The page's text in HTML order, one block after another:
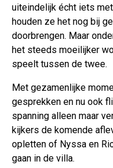
uiteindelijk écht iets
houden ze het nog bij
doorbrengen. Maar
het steeds moeilijker
speelt tussen de twee.
Met gezamenlijke
gesprekken en nu ook
spanning alleen maar
kijkers de komende
opletten of Nyssa en
gaan in de villa.